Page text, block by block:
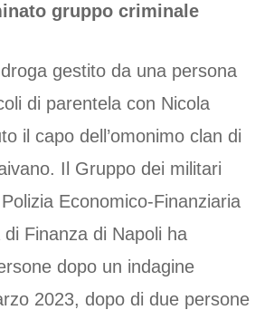
gruppo criminale
gestito da una persona
di parentela con Nicola
il capo dell’omonimo clan di
Il Gruppo dei militari
Economico-Finanziaria
Finanza di Napoli ha
dopo un indagine
2023, dopo di due persone